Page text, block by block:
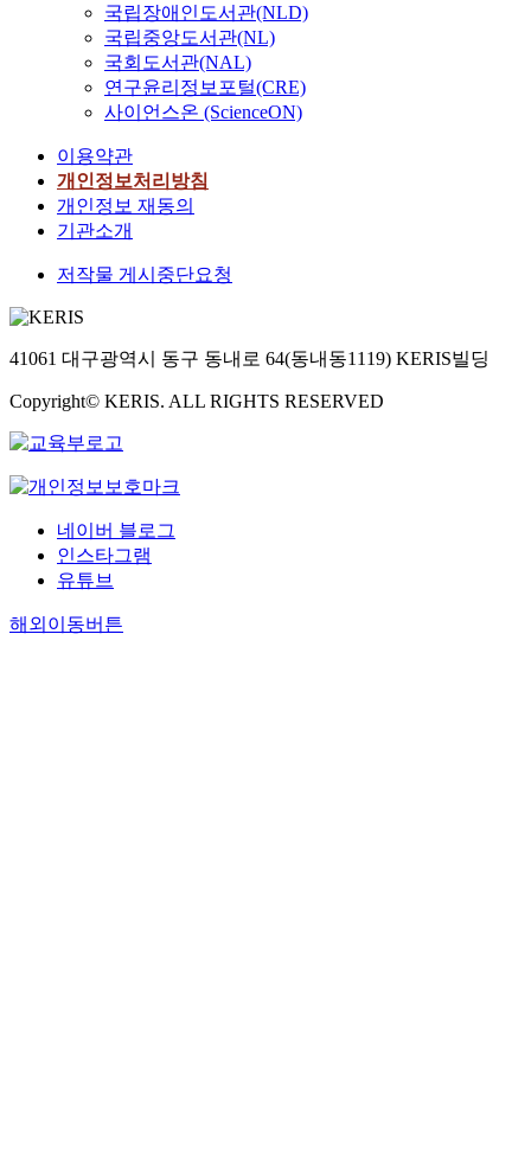
국립장애인도서관(NLD)
국립중앙도서관(NL)
국회도서관(NAL)
연구윤리정보포털(CRE)
사이언스온 (ScienceON)
이용약관
개인정보처리방침
개인정보 재동의
기관소개
저작물 게시중단요청
41061 대구광역시 동구 동내로 64(동내동1119) KERIS빌딩
Copyright© KERIS. ALL RIGHTS RESERVED
네이버 블로그
인스타그램
유튜브
해외이동버튼